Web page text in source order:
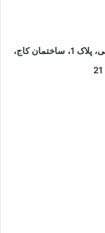
سعادت آباد، میدان کاج، خیابان نهم شرقی، پلاک 1، ساختمان کاج،